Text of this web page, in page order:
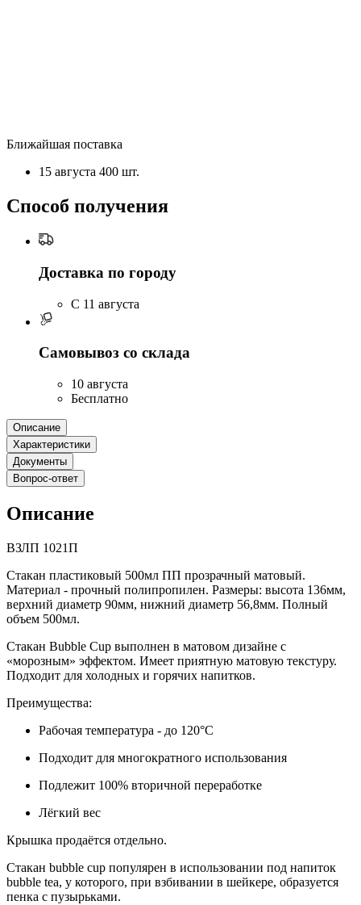
Ближайшая поставка
15 августа 400 шт.
Способ получения
Доставка по городу
C 11 августа
Самовывоз со склада
10 августа
Бесплатно
Описание
Характеристики
Документы
Вопрос-ответ
Описание
ВЗЛП 1021П
Стакан пластиковый 500мл ПП прозрачный матовый.
Материал - прочный полипропилен. Размеры: высота 136мм,
верхний диаметр 90мм, нижний диаметр 56,8мм. Полный
объем 500мл.
Стакан Bubble Cup выполнен в матовом дизайне с
«морозным» эффектом. Имеет приятную матовую текстуру.
Подходит для холодных и горячих напитков.
Преимущества:
Рабочая температура - до 120°С
Подходит для многократного использования
Подлежит 100% вторичной переработке
Лёгкий вес
Крышка продаётся отдельно.
Стакан bubble cup популярен в использовании под напиток
bubble tea, у которого, при взбивании в шейкере, образуется
пенка с пузырьками.